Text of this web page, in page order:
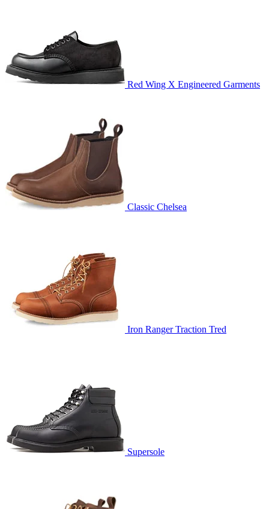
Red Wing X Engineered Garments
Classic Chelsea
Iron Ranger Traction Tred
Supersole